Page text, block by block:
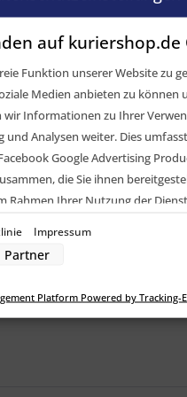
13-pol.
Systems GmbH
Steckdose
ASS LP 20
13-
auf kuriershop.de
Funktion unserer Website zu
Medien anbieten zu können
wir Informationen zu Ihrer
und Analysen weiter. Dies
Google Advertising
die Sie ihnen
Rahmen Ihrer Nutzung der
Button links unten klicken und
durch unsere Partner:
Zugriff auf Informationen auf einem
zur Personalisierung von Inhalten
Impressum
Partner
Platform Powered by Tracking-